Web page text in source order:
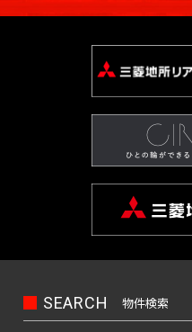
SEARCH 物件検索